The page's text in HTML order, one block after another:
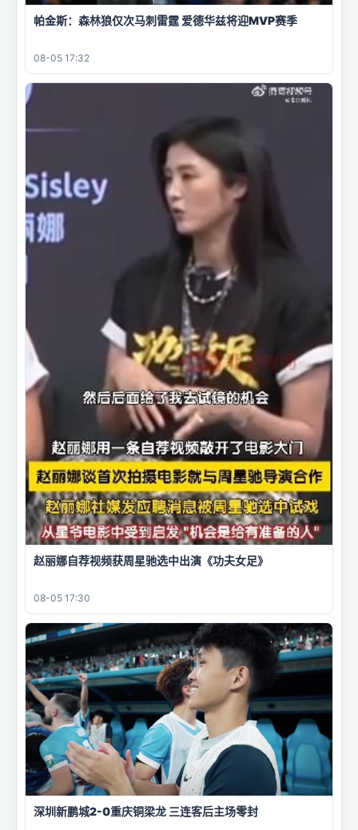
帕金斯：森林狼仅次马刺雷霆 爱德华兹将迎MVP赛季
08-05 17:32
赵丽娜自荐视频获周星驰选中出演《功夫女足》
08-05 17:30
深圳新鹏城2-0重庆铜梁龙 三连客后主场零封